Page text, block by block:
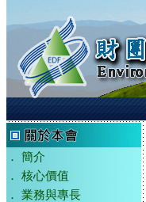
．
簡介
．
核心價值
．
業務與專長